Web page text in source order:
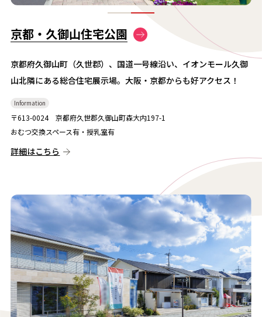
京都・久御山住宅公園
京都府久御山町（久世郡）、国道一号線沿い、イオンモール久御
山北隣にある総合住宅展示場。大阪・京都からも好アクセス！
Information
〒613-0024 京都府久世郡久御山町森大内197-1
おむつ交換スペース有・授乳室有
詳細はこちら